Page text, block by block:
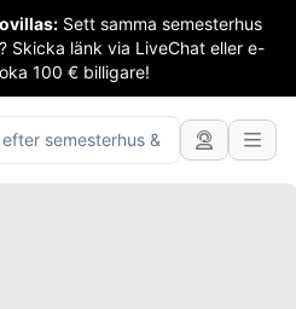
Sett samma semesterhus
Skicka länk via LiveChat eller e-
100 € billigare!